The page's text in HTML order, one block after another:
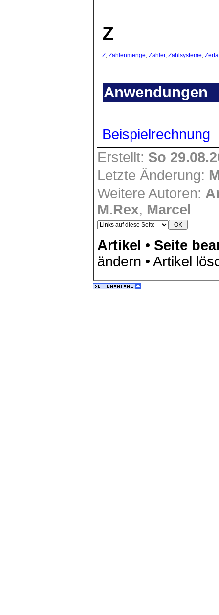
Z
Z Zahlenmenge Zähler, Zahlsysteme
Anwendungen
Beispielrechnung
Erstellt: So
Letzte Änderung:
Weitere Autoren:
M.Rex, Marcel
Artikel • Seite
ändern • Artikel